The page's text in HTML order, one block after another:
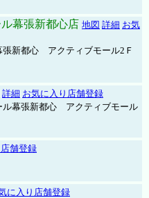
幕張新都心店 地図 詳細 お気
新都心 アクティブモール2Ｆ
詳細 お気に入り店舗登録
ル幕張新都心 アクティブモール
舗登録
に入り店舗登録